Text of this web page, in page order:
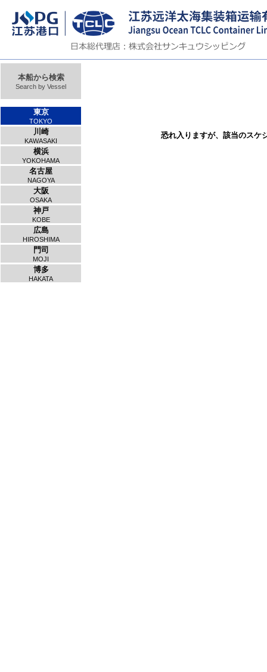
本船から検索
Search by Vessel
東京
TOKYO
川崎
KAWASAKI
横浜
YOKOHAMA
名古屋
NAGOYA
大阪
OSAKA
神戸
KOBE
広島
HIROSHIMA
門司
MOJI
博多
HAKATA
恐れ入りますが、該当のスケ